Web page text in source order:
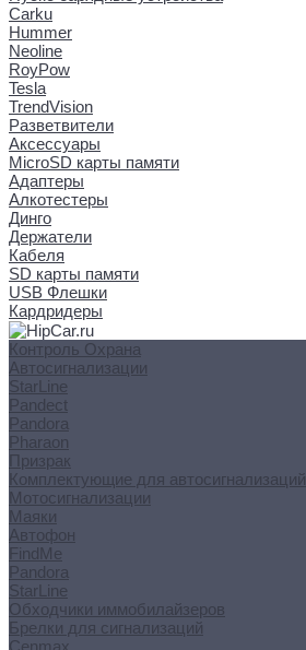
Carku
Hummer
Neoline
RoyPow
Tesla
TrendVision
Разветвители
Аксессуары
MicroSD карты памяти
Адаптеры
Алкотестеры
Динго
Держатели
Кабеля
SD карты памяти
USB Флешки
Кардридеры
Контроль Охрана
Автосигнализации
StarLine
Pandect
Pandora
Pharaon
Призрак
Комплектующие для автосигнализаций
Мотосигнализации
Маяки
Автофон
FindMe
Pandora
StarLine
Обходчики иммобилайзеров
Брелки для сигнализаций
Cenmax